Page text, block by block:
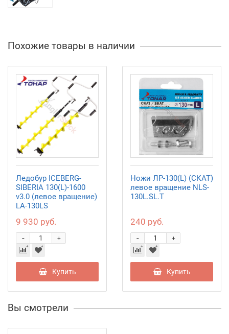
Похожие товары в наличии
Ледобур ICEBERG-
SIBERIA 130(L)-1600
v3.0 (левое вращение)
LA-130LS
9 930 руб.
+
-
Купить
Ножи ЛР-130(L) (СКАТ)
левое вращение NLS-
130L.SL.T
240 руб.
+
-
Купить
Вы смотрели